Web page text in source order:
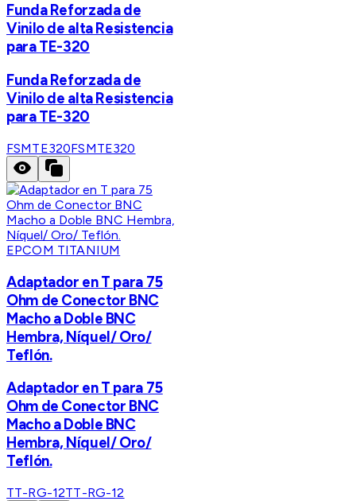
Funda Reforzada de
Vinilo de alta Resistencia
para TE-320
Funda Reforzada de
Vinilo de alta Resistencia
para TE-320
FSMTE320FSMTE320
EPCOM TITANIUM
Adaptador en T para 75
Ohm de Conector BNC
Macho a Doble BNC
Hembra, Níquel/ Oro/
Teflón.
Adaptador en T para 75
Ohm de Conector BNC
Macho a Doble BNC
Hembra, Níquel/ Oro/
Teflón.
TT-RG-12TT-RG-12